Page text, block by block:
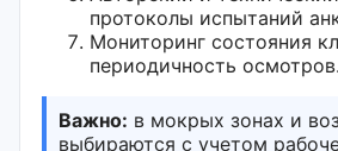
протоколы испытаний
Мониторинг состояния
периодичность осмотров.
Важно: в мокрых зонах и
выбираются с учетом